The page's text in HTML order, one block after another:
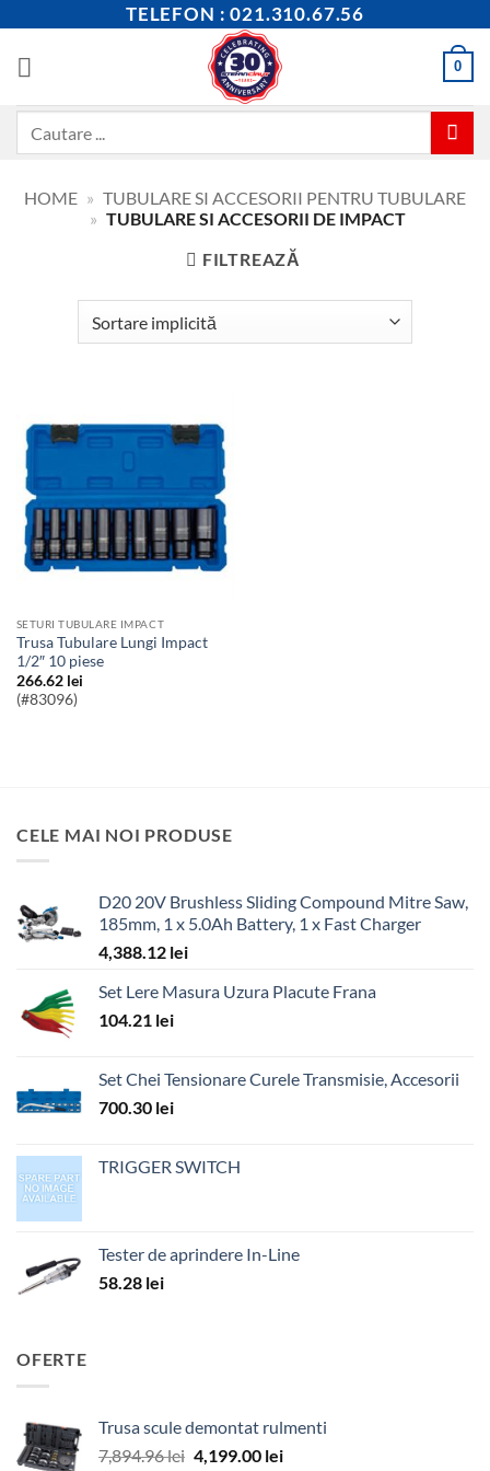
content
TELEFON : 021.310.67.56
0
HOME » TUBULARE SI ACCESORII PENTRU TUBULARE
» TUBULARE SI ACCESORII DE IMPACT
FILTREAZĂ
SETURI TUBULARE IMPACT
Trusa Tubulare Lungi Impact
1/2″ 10 piese
266.62 lei
(#83096)
CELE MAI NOI PRODUSE
D20 20V Brushless Sliding Compound Mitre Saw,
185mm, 1 x 5.0Ah Battery, 1 x Fast Charger
4,388.12 lei
Set Lere Masura Uzura Placute Frana
104.21 lei
Set Chei Tensionare Curele Transmisie, Accesorii
700.30 lei
TRIGGER SWITCH
Tester de aprindere In-Line
58.28 lei
OFERTE
Trusa scule demontat rulmenti
7,894.96lei Prețul
4,199.00 leiPrețul